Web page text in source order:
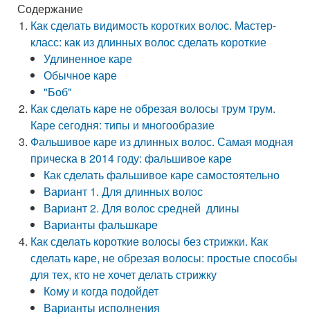
Содержание
Как сделать видимость коротких волос. Мастер-
класс: как из длинных волос сделать короткие
Удлиненное каре
Обычное каре
"Боб"
Как сделать каре не обрезая волосы трум трум.
Каре сегодня: типы и многообразие
Фальшивое каре из длинных волос. Самая модная
прическа в 2014 году: фальшивое каре
Как сделать фальшивое каре самостоятельно
Вариант 1. Для длинных волос
Вариант 2. Для волос средней длины
Варианты фальшкаре
Как сделать короткие волосы без стрижки. Как
сделать каре, не обрезая волосы: простые способы
для тех, кто не хочет делать стрижку
Кому и когда подойдет
Варианты исполнения